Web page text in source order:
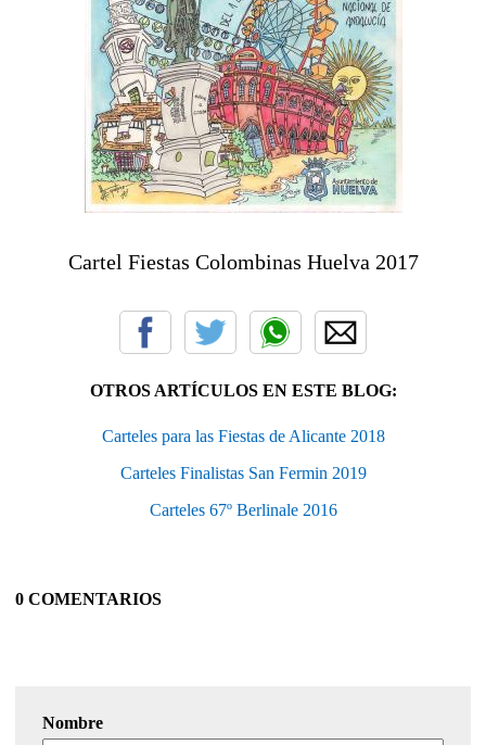
Cartel Fiestas Colombinas Huelva 2017
OTROS ARTÍCULOS EN ESTE BLOG:
Carteles para las Fiestas de Alicante 2018
Carteles Finalistas San Fermin 2019
Carteles 67º Berlinale 2016
0 COMENTARIOS
Nombre